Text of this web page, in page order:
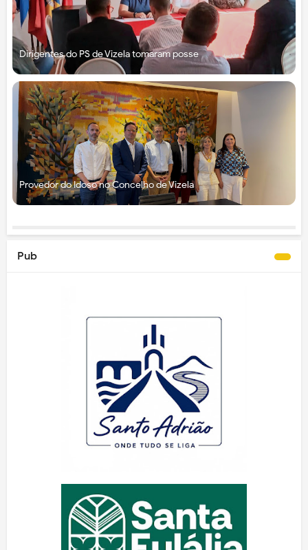
Dirigentes do PS de Vizela tomaram posse
Provedor do Idoso no Concelho de Vizela
Pub